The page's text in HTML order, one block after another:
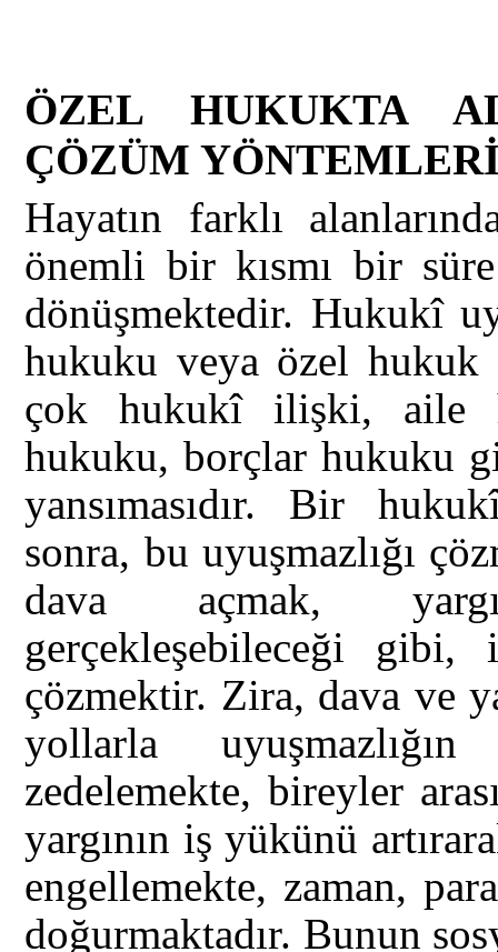
ÖZEL HUKUKTA
ÇÖZÜM
Hayatın farklı
önemli bir kısmı bir
dönüşmektedir. Hukukî
hukuku veya özel hukuk
çok hukukî ilişki, aile
hukuku, borçlar hukuku
yansımasıdır. Bir
sonra, bu uyuşmazlığı
dava açmak,
gerçekleşebileceği gibi,
çözmektir. Zira, dava ve
yollarla
zedelemekte, bireyler
yargının iş yükünü
engellemekte, zaman,
doğurmaktadır. Bunun